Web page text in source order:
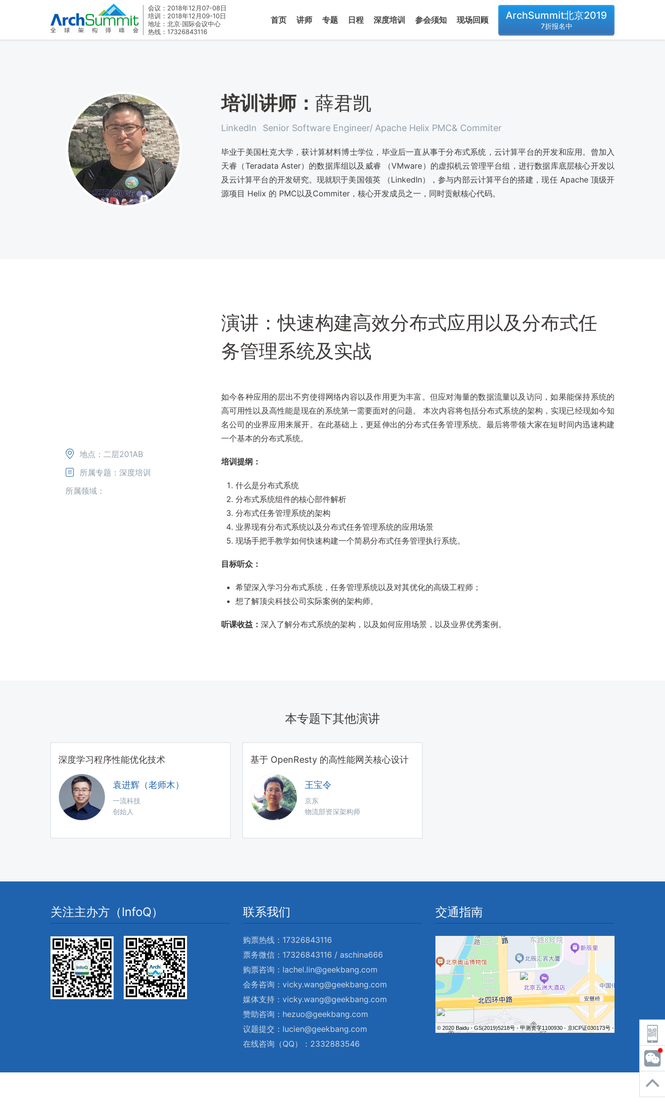
会议：2018年12月07-08日
培训：2018年12月09-10日
地址：北京·国际会议中心
热线：17326843116
首页 讲师 专题 日程 深度培训 参会须知 现场回顾 ArchSummit北京2019
7折报名中
培训讲师： 薛君凯
LinkedIn Senior Software Engineer/ Apache Helix PMC& Commiter
毕业于美国杜克大学，获计算材料博士学位，毕业后一直从事于分布式系统，云计算平台的开发和应用。曾加入
天睿（Teradata Aster）的数据库组以及威睿 （VMware）的虚拟机云管理平台组，进行数据库底层核心开发以
及云计算平台的开发研究。现就职于美国领英 （LinkedIn），参与内部云计算平台的搭建，现任 Apache 顶级开
源项目 Helix 的 PMC以及Commiter，核心开发成员之一，同时贡献核心代码。
地点：二层201AB
所属专题：深度培训
所属领域：
演讲：快速构建高效分布式应用以及分布式任
务管理系统及实战
如今各种应用的层出不穷使得网络内容以及作用更为丰富。但应对海量的数据流量以及访问，如果能保持系统的
高可用性以及高性能是现在的系统第一需要面对的问题。 本次内容将包括分布式系统的架构，实现已经现如今知
名公司的业界应用来展开。在此基础上，更延伸出的分布式任务管理系统。最后将带领大家在短时间内迅速构建
一个基本的分布式系统。
培训提纲：
什么是分布式系统
分布式系统组件的核心部件解析
分布式任务管理系统的架构
业界现有分布式系统以及分布式任务管理系统的应用场景
现场手把手教学如何快速构建一个简易分布式任务管理执行系统。
目标听众：
希望深入学习分布式系统，任务管理系统以及对其优化的高级工程师；
想了解顶尖科技公司实际案例的架构师。
听课收益： 深入了解分布式系统的架构，以及如何应用场景，以及业界优秀案例。
本专题下其他演讲
深度学习程序性能优化技术
袁进辉（老师木）
一流科技
创始人
基于 OpenResty 的高性能网关核心设计
王宝令
京东
物流部资深架构师
关注主办方（InfoQ） 联系我们
购票热线：17326843116
票务微信：17326843116 / aschina666
购票咨询：lachel.lin@geekbang.com
会务咨询：vicky.wang@geekbang.com
媒体支持：vicky.wang@geekbang.com
赞助咨询：hezuo@geekbang.com
议题提交：lucien@geekbang.com
在线咨询（QQ）：2332883546
交通指南
© 2020 Baidu - GS(2019)5218号 - 甲测资字1100930 - 京ICP证030173号 - Data © 长地万方